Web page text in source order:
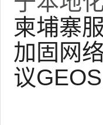
柬埔寨
加固网
议